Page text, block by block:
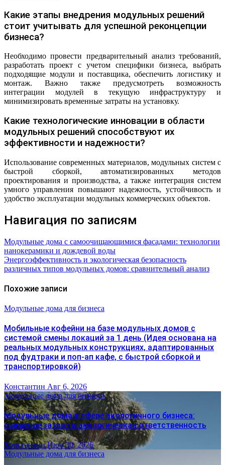
Какие этапы внедрения модульных решений
стоит учитывать для успешной реконцепции
бизнеса?
Необходимо провести предварительный анализ требований,
разработать проект с учетом специфики бизнеса, выбрать
подходящие модули и поставщика, обеспечить логистику и
монтаж. Важно также предусмотреть возможность
интеграции модулей в текущую инфраструктуру и
минимизировать временные затраты на установку.
Какие технологические инновации в области
модульных решений способствуют их
эффективности и надежности?
Использование современных материалов, модульных систем с
быстрой сборкой, автоматизированных методов
проектирования и производства, а также интеграция систем
умного управления повышают надежность, устойчивость и
удобство эксплуатации модульных коммерческих объектов.
Навигация по записям
Модульные дома с самоочищающимися фасадами: технологии
нанокерамики и дождевой воды
Энергоэффективность и экологическая безопасность
различных типов модульных домов: сравнительный анализ
Похожие записи
Модульные дома для бизнеса
Мобильные кофейни на базе модульных домов с
системой смены локаций за 1 день (Идея основана на
реальных модульных конструкциях, адаптированных
под фудтраки и поп-ап кафе, с быстрой сборкой и
транспортировкой)
Константин Авг 6, 2026
Модульные дома для бизнеса
Модульные дома в сфере экологичного бизнеса:
снижение затрат и экологическая ответственность
КонстантинИюл 30, 2026
Модульные дома для бизнеса